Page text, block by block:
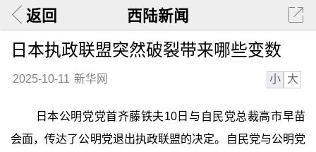
返回 西陆新闻
日本执政联盟突然破裂带来哪些变数
2025-10-11 新华网 小 大
日本公明党党首齐藤铁夫10日与自民党总裁高市早苗
会面，传达了公明党退出执政联盟的决定。自民党与公明党